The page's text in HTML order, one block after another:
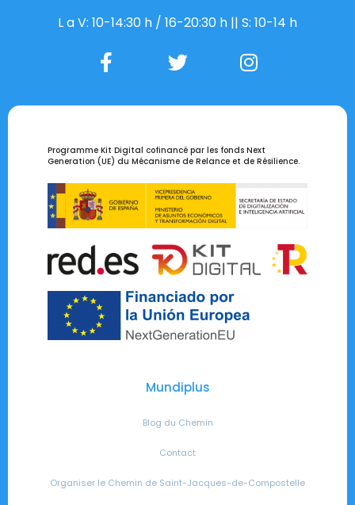
L a V: 10-14:30 h / 16-20:30 h || S: 10-14 h
Programme Kit Digital cofinancé par les fonds Next
Generation (UE) du Mécanisme de Relance et de Résilience.
Mundiplus
Blog du Chemin
Contact
Organiser le Chemin de Saint-Jacques-de-Compostelle